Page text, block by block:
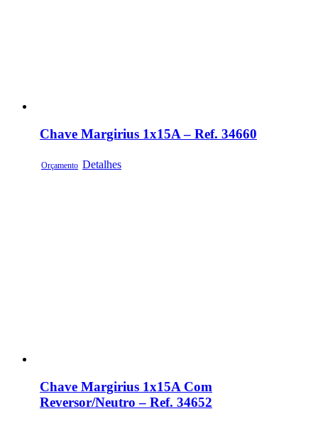
Chave Margirius 1x15A – Ref. 34660
Orçamento Detalhes
Chave Margirius 1x15A Com
Reversor/Neutro – Ref. 34652